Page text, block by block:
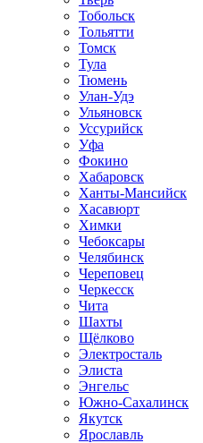
Тобольск
Тольятти
Томск
Тула
Тюмень
Улан-Удэ
Ульяновск
Уссурийск
Уфа
Фокино
Хабаровск
Ханты-Мансийск
Хасавюрт
Химки
Чебоксары
Челябинск
Череповец
Черкесск
Чита
Шахты
Щёлково
Электросталь
Элиста
Энгельс
Южно-Сахалинск
Якутск
Ярославль